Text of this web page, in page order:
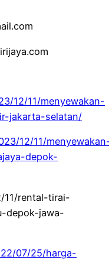
12/11/menyewakan-
jakarta-selatan/
12/11/
depok-
11/rental-tirai-
depok-jawa-
07/25/harga-